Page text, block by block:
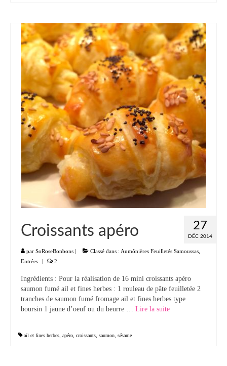
Cakes Cheesecakes Pancakes
Caramel Compotes Confitures
Clafoutis Crèmes Flans
Crumbles Gâteaux secs Sablés
Friandises Mignardises
Gâteaux Tartes
Panna cotta Tiramisu
Divers desserts
Cocktails
A propos
Accueil
27
DÉC 2014
Croissants apéro
par SoRoseBonbons | Classé dans : Aumônières Feuilletés Samoussas
Entrées
| 2
Ingrédients : Pour la réalisation de 16 mini croissants apéro
saumon fumé ail et fines herbes : 1 rouleau de pâte feuilletée 2
tranches de saumon fumé fromage ail et fines herbes type
boursin 1 jaune d’oeuf ou du beurre … Lire la suite­­
ail et fines herbes apéro croissants saumon sésame